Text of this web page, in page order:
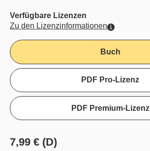
Verfügbare Lizenzen
Zu den Lizenzinformationen
Buch
PDF Pro-Lizenz
PDF Premium-Lizenz
7,99 € (D)